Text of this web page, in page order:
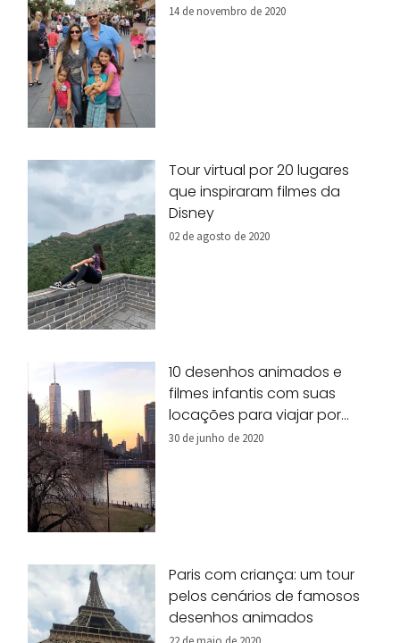
14 de novembro de 2020
Tour virtual por 20 lugares
que inspiraram filmes da
Disney
02 de agosto de 2020
10 desenhos animados e
filmes infantis com suas
locações para viajar por
Nova York!
30 de junho de 2020
Paris com criança: um tour
pelos cenários de famosos
desenhos animados